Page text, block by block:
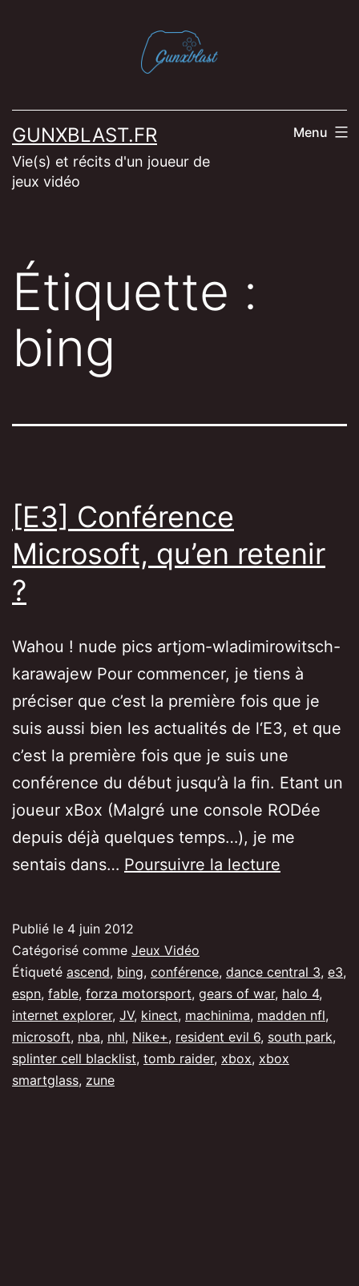
GUNXBLAST.FR
Vie(s) et récits d'un joueur de
jeux vidéo
Menu
Étiquette :
bing
[E3] Conférence
Microsoft, qu’en retenir
?
Wahou ! nude pics artjom-wladimirowitsch-
karawajew Pour commencer, je tiens à
préciser que c’est la première fois que je
suis aussi bien les actualités de l‘E3, et que
c’est la première fois que je suis une
conférence du début jusqu’à la fin. Etant un
joueur xBox (Malgré une console RODée
depuis déjà quelques temps…), je me
sentais dans… Poursuivre la lecture
retenir
?
Publié le 4 juin 2012
Catégorisé comme Jeux Vidéo
Étiqueté ascend, bing, conférence, dance central 3, e3,
espn, fable, forza motorsport, gears of war, halo 4,
internet explorer, JV, kinect, machinima, madden nfl,
microsoft, nba, nhl, Nike+, resident evil 6, south park,
splinter cell blacklist, tomb raider, xbox, xbox
smartglass, zune